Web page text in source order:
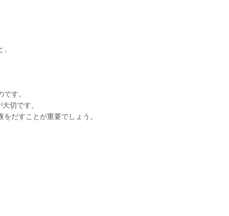
す。
切です。
だすことが重要でしょう。